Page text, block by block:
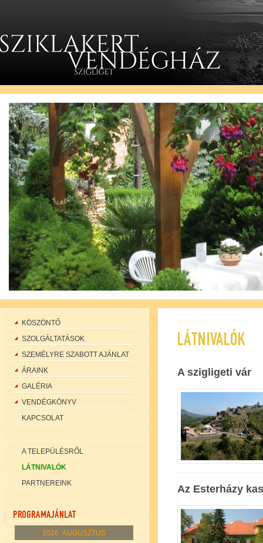
LÁTNIVALÓK
A szigligeti vár
Az Esterházy
KÖSZÖNTŐ
SZOLGÁLTATÁSOK
SZEMÉLYRE SZABOTT AJÁNLAT
ÁRAINK
GALÉRIA
VENDÉGKÖNYV
KAPCSOLAT
A TELEPÜLÉSRŐL
LÁTNIVALÓK
PARTNEREINK
PROGRAMAJÁNLAT
2026. AUGUSZTUS